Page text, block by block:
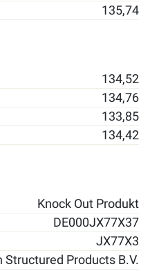
135,74
134,52
134,76
133,85
134,42
Knock Out Produkt
DE000JX77X37
JX77X3
Structured Products B.V.